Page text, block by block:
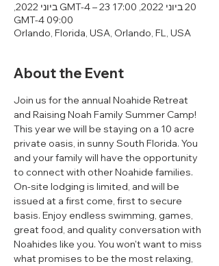
20 ביוני 2022, 17:00 GMT-4‎ – 23 ביוני 2022,
09:00 GMT-4‎
Orlando, Florida, USA, Orlando, FL, USA
About the Event
Join us for the annual Noahide Retreat
and Raising Noah Family Summer Camp!
This year we will be staying on a 10 acre
private oasis, in sunny South Florida. You
and your family will have the opportunity
to connect with other Noahide families.
On-site lodging is limited, and will be
issued at a first come, first to secure
basis. Enjoy endless swimming, games,
great food, and quality conversation with
Noahides like you. You won't want to miss
what promises to be the most relaxing,